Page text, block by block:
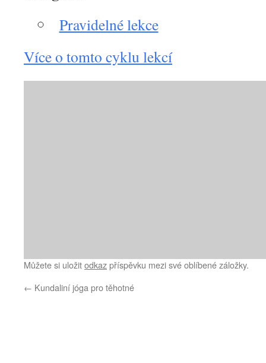
Pravidelné lekce
Více o tomto cyklu lekcí
Můžete si uložitodkazpříspěvku mezi své oblíbené záložky.
← Kundaliní jóga pro těhotné